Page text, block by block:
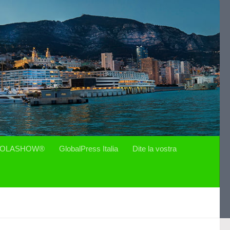
GlobalPress Italia Dite la vostra